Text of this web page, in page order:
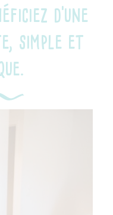
d'une
simple et